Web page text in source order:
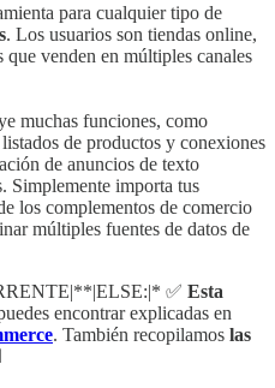
para cualquier tipo de
. Los usuarios son tiendas online,
que venden en múltiples canales
muchas funciones, como
de productos y conexiones
de anuncios de texto
Simplemente importa tus
los complementos de comercio
múltiples fuentes de datos de
✅ Esta
encontrar explicadas en
. También recopilamos las